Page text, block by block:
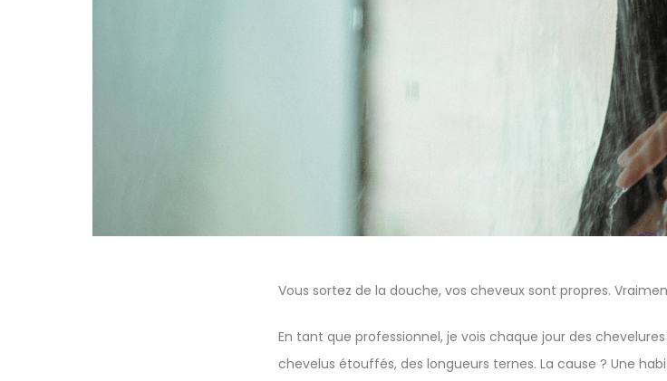
Vous sortez de la douche, vos cheveux sont propres.
En tant que professionnel, je vois chaque jour des
chevelus étouffés, des longueurs ternes. La cause ? Une